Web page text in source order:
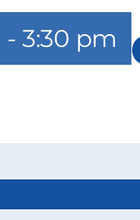
-3:30 pm